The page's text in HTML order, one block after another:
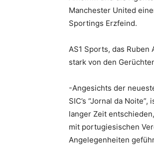
Manchester United
Sportings Erzfeind.
AS1 Sports, das
stark von den
-Angesichts der
SIC’s “Jornal da
langer Zeit
mit portugiesischen
Angelegenheiten